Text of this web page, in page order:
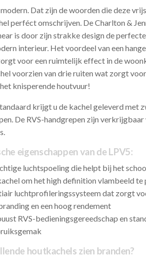
Dat zijn de woorden die deze
perféct omschrijven. De Charlton &
is door zijn strakke design de
interieur. Het voordeel van een
voor een ruimtelijk effect in de
voorzien van drie ruiten wat zorgt
knisperende houtvuur!
krijgt u de kachel geleverd met
De RVS-handgrepen zijn verkrijgbaar
eigenschappen van de LPV5:
luchtspoeling die helpt bij het
om het high definition vlambeeld te
luchtprofileringssysteem dat zorgt
en een hoog rendement
RVS-bedieningsgereedschap en
houtkachels zien branden?